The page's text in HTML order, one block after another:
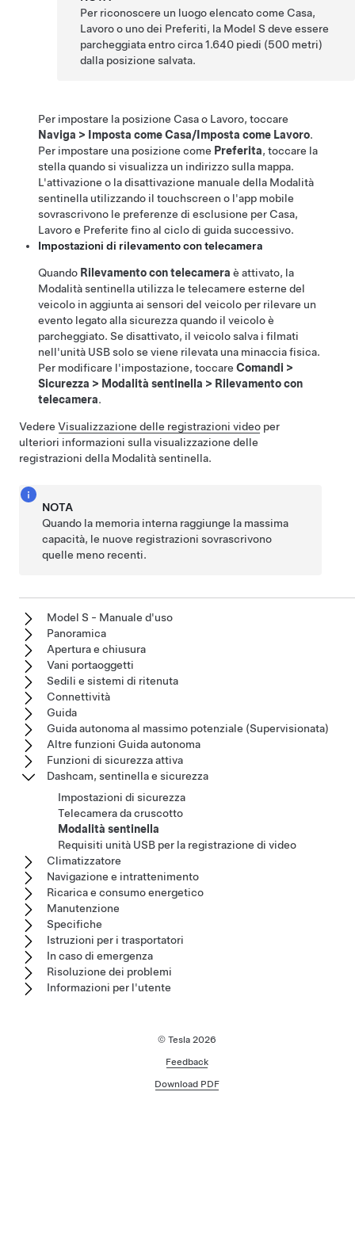
Per riconoscere un luogo elencato come Casa,
Lavoro o uno dei Preferiti, la Model S deve essere
parcheggiata entro circa1.640 piedi (500 metri)
dalla posizione salvata.
Per impostare la posizione Casa o Lavoro, toccare
Naviga > Imposta come Casa/Imposta come Lavoro.
Per impostare una posizione come Preferita, toccare la
stella quando si visualizza un indirizzo sulla mappa.
L'attivazione o la disattivazione manuale della Modalità
sentinella utilizzando il touchscreen o l'app mobile
sovrascrivono le preferenze di esclusione per Casa,
Lavoro e Preferite fino al ciclo di guida successivo.
Impostazioni di rilevamento con telecamera
Quando Rilevamento con telecamera è attivato, la
Modalità sentinella utilizza le telecamere esterne del
veicolo in aggiunta ai sensori del veicolo per rilevare un
evento legato alla sicurezza quando il veicolo è
parcheggiato. Se disattivato, il veicolo salva i filmati
nell'unità USB solo se viene rilevata una minaccia fisica.
Per modificare l'impostazione, toccare Comandi >
Sicurezza > Modalità sentinella > Rilevamento con
telecamera.
Vedere Visualizzazione delle registrazioni video per
ulteriori informazioni sulla visualizzazione delle
registrazioni della Modalità sentinella.
NOTA
Quando la memoria interna raggiunge la massima
capacità, le nuove registrazioni sovrascrivono
quelle meno recenti.
Model S - Manuale d'uso
Panoramica
Apertura e chiusura
Vani portaoggetti
Sedili e sistemi di ritenuta
Connettività
Guida
Guida autonoma al massimo potenziale (Supervisionata)
Altre funzioni Guida autonoma
Funzioni di sicurezza attiva
Dashcam, sentinella e sicurezza
Impostazioni di sicurezza
Telecamera da cruscotto
Modalità sentinella
Requisiti unità USB per la registrazione di video
Climatizzatore
Navigazione e intrattenimento
Ricarica e consumo energetico
Manutenzione
Specifiche
Istruzioni per i trasportatori
In caso di emergenza
Risoluzione dei problemi
Informazioni per l'utente
© Tesla 2026
Feedback
Download PDF